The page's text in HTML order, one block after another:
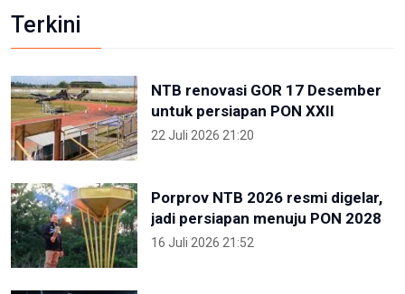
Terkini
NTB renovasi GOR 17 Desember
untuk persiapan PON XXII
22 Juli 2026 21:20
Porprov NTB 2026 resmi digelar,
jadi persiapan menuju PON 2028
16 Juli 2026 21:52